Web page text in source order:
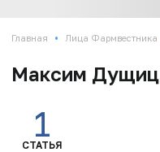
Главная • Лица Фармвестника
Максим Дущиц
1
СТАТЬЯ